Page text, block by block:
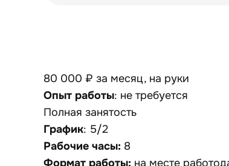
80 000 ₽ за месяц, на руки
Опыт работы: не требуется
Полная занятость
График: 5/2
Рабочие часы: 8
Формат работы: на месте